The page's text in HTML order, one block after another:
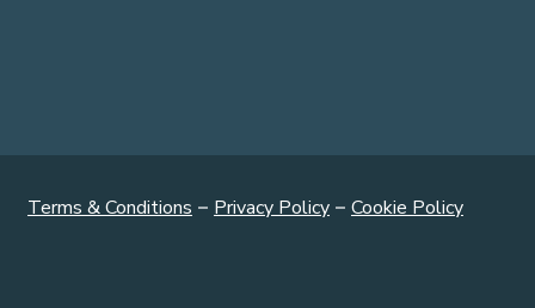
Terms & Conditions – Privacy Policy – Cookie Policy